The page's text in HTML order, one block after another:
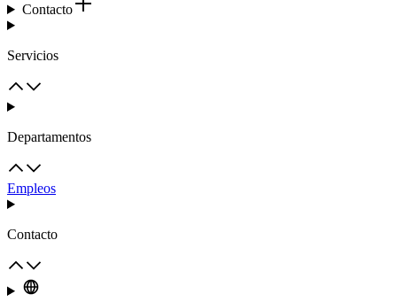
Contacto
Servicios
Departamentos
Empleos
Contacto